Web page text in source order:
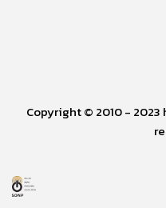
Copyright © 2010 -